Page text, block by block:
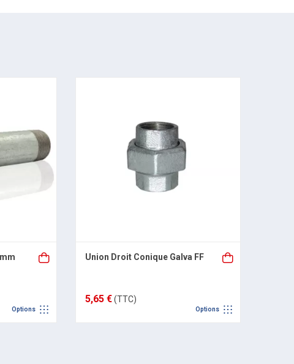
Options
Union Droit Conique Galva FF
5,65 €(TTC)
Options